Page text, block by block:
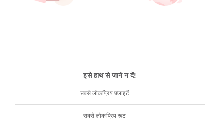
इसे हाथ से जाने न दें!
सबसे लोकप्रिय फ़्लाइटें
सबसे लोकप्रिय रूट